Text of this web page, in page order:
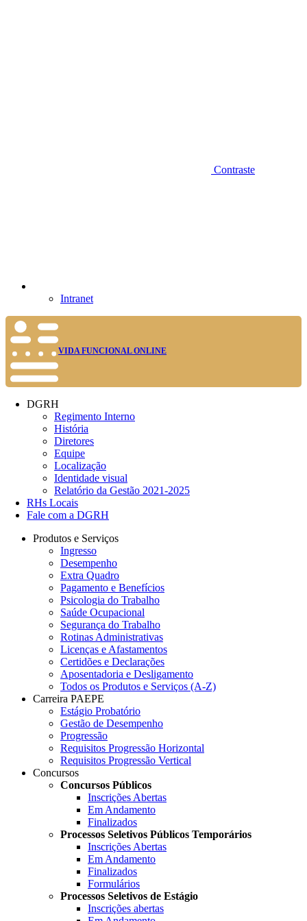
Contraste
Intranet
VIDA FUNCIONAL ONLINE
DGRH
Regimento Interno
História
Diretores
Equipe
Localização
Identidade visual
Relatório da Gestão 2021-2025
RHs Locais
Fale com a DGRH
Produtos e Serviços
Ingresso
Desempenho
Extra Quadro
Pagamento e Benefícios
Psicologia do Trabalho
Saúde Ocupacional
Segurança do Trabalho
Rotinas Administrativas
Licenças e Afastamentos
Certidões e Declarações
Aposentadoria e Desligamento
Todos os Produtos e Serviços (A-Z)
Carreira PAEPE
Estágio Probatório
Gestão de Desempenho
Progressão
Requisitos Progressão Horizontal
Requisitos Progressão Vertical
Concursos
Concursos Públicos
Inscrições Abertas
Em Andamento
Finalizados
Processos Seletivos Públicos Temporários
Inscrições Abertas
Em Andamento
Finalizados
Formulários
Processos Seletivos de Estágio
Inscrições abertas